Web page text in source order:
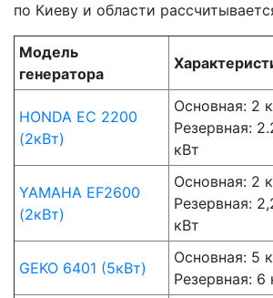
по Киеву и области
Модель
генератора
HONDA EC 2200
(2кВт)
Основная: 2
Резервная:
кВт
YAMAHA EF2600
(2кВт)
Основная: 2
Резервная:
кВт
GEKO 6401 (5кВт)
Основная: 5
Резервная: 6